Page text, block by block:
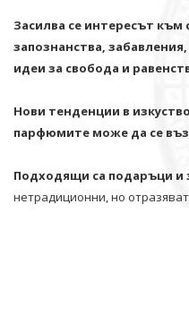
Засилва се интересът към
запознанства,
идеи за свобода и
Нови тенденции в
парфюмите може да се
Подходящи са подаръци и
нетрадиционни, но отразяват